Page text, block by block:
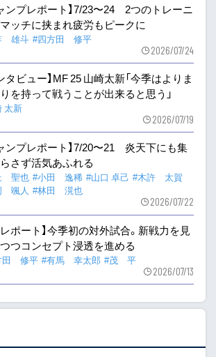
ンプレポート】7/23〜24 2つのトレーニ
ッチに挟まれ疲労もピークに
雄斗 #四方田 修平
2026/07/24
タビュー】MF 25 山崎太新「今季はよりま
を持って戦うことが出来ると思う」
太新
2026/07/19
ンプレポート】7/20〜21 炎天下にも集
さず活気あふれる
聖也 #小田 逸稀 #山口 卓己 #木許 太賀
颯人 #林田 滉也
2026/07/22
レポート】今季初の対外試合。新戦力を見
つコンセプト浸透を進める
田 修平 #有馬 幸太郎 #茂 平
2026/07/13